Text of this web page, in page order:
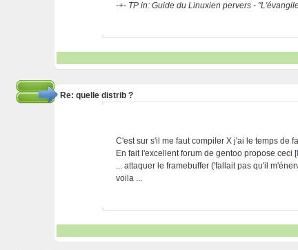
-+- TP in: Guide du Linuxien pervers -
Re: quelle distrib ?
C'est sur s'il me faut compiler X j'ai le temps de
En fait l'excellent forum de gentoo propose ceci [
... attaquer le framebuffer ('fallait pas qu'il
voila ...